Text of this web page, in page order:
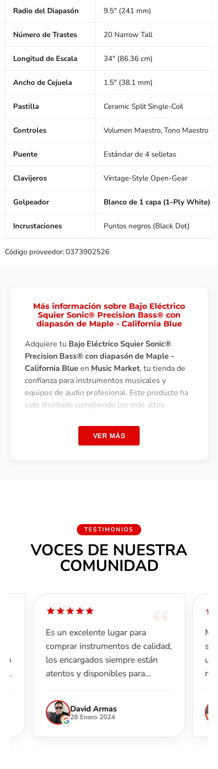
Radio del Diapasón 9.5" (241 mm)
Número de Trastes 20 Narrow Tall
Longitud de Escala 34" (86.36 cm)
Ancho de Cejuela 1.5" (38.1 mm)
Pastilla Ceramic Split Single-Coil
Controles Volumen Maestro, Tono Maestro
Puente Estándar de 4 selletas
Clavijeros Vintage-Style Open-Gear
Golpeador Blanco de 1 capa (1-Ply White)
Incrustaciones Puntos negros (Black Dot)
Código proveedor: 0373902526
Más información sobre Bajo Eléctrico
Squier Sonic® Precision Bass® con
diapasón de Maple - California Blue
Adquiere tu Bajo Eléctrico Squier Sonic®
Precision Bass® con diapasón de Maple -
California Blue en Music Market, tu tienda de
confianza para instrumentos musicales y
equipos de audio profesional. Este producto ha
sido diseñado cumpliendo los más altos
experiencia excepcional.
Al comprar en Music Market, te aseguras de
El punto de partida perfecto: Estilo icónico de
Fender® y comodidad absoluta para la nueva
generación de bajistas. Impulsa tu Música a la
Velocidad de la LuzEl Squier Sonic® Precision
el legendario sonido de Fender® en un formato
VER MÁS
TESTIMONIOS
VOCES DE NUESTRA
COMUNIDAD
“
Es un excelente lugar para
comprar instrumentos de calidad,
los encargados siempre están
atentos y disponibles para
David Armas
28 Enero 2024